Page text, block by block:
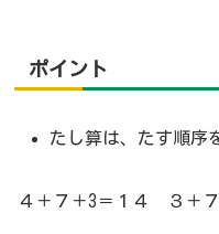
ポイント
たし算は、たす順序
４＋７＋3＝１４ ３＋